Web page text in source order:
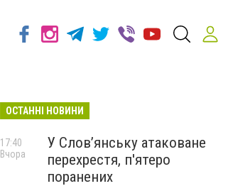
ОСТАННІ НОВИНИ
У Слов’янську атаковане
перехрестя, п'ятеро
поранених
17:40
Вчора